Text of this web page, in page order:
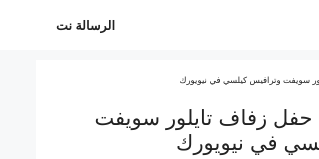
الرسالة نت
حفل زفاف تايلور سويفت
في نيويورك